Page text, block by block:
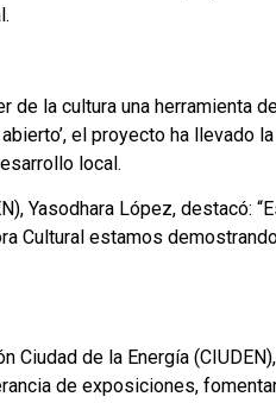
de la cultura una
abierto’, el proyecto ha
local.
Yasodhara López, destacó:
Cultural estamos
de la Energía
de exposiciones,